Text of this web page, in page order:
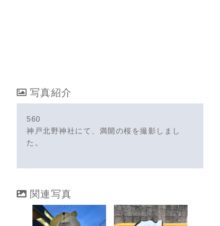
写真紹介
560
神戸北野神社にて、満開の桜を撮影しまし
た。
関連写真